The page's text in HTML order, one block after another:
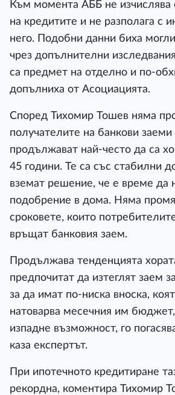
Към момента АББ не изчислява
на кредитите и не разполага с
него. Подобни данни биха
чрез допълнителни
са предмет на отделно и по-
допълниха от Асоциацията.
Според Тихомир Тошев няма
получателите на банкови заеми
продължават най-често да са
45 години. Те са със стабилни
вземат решение, че е време да
подобрение в дома. Няма
сроковете, които
връщат банковия заем.
Продължава тенденцията
предпочитат да изтеглят заем
за да имат по-ниска вноска,
натоварва месечния им
изпадне възможност, го
каза експертът.
При ипотечното кредитиране
рекордна, коментира Тихомир